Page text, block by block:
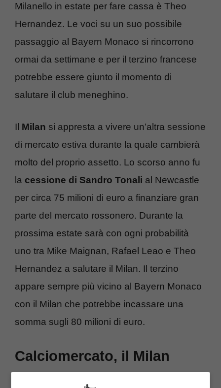
Milanello in estate per fare cassa è Theo
Hernandez. Le voci su un suo possibile
passaggio al Bayern Monaco si rincorrono
ormai da settimane e per il terzino francese
potrebbe essere giunto il momento di
salutare il club meneghino.
Il Milan si appresta a vivere un’altra sessione
di mercato estiva durante la quale cambierà
molto del proprio assetto. Lo scorso anno fu
la cessione di Sandro Tonali al Newcastle
per circa 75 milioni di euro a finanziare gran
parte del mercato rossonero. Durante la
prossima estate sarà con ogni probabilità
uno tra Mike Maignan, Rafael Leao e Theo
Hernandez a salutare il Milan. Il terzino
appare sempre più vicino al Bayern Monaco
con il Milan che potrebbe incassare una
somma sugli 80 milioni di euro.
Calciomercato, il Milan